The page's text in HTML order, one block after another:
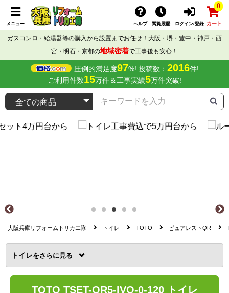
メニュー ヘルプ 閲覧履歴 ログイン/登録
0
カート
ガスコンロ・給湯器等の購入から設置までお任せ！大阪・堺・豊中・神戸・西
宮・明石・京都の地域密着で工事後も安心！
圧倒的満足度97%! 投稿数： 2016件!
ご利用件数15万件＆工事実績5万件突破!
大阪兵庫リフォームトリカエ隊 トイレ TOTO ピュアレストQR
トイレを
TOTO TSET-QR5-IVO-0-120 トイレ